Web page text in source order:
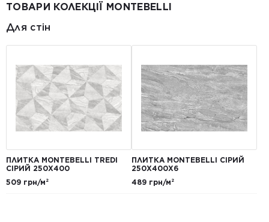
ТОВАРИ КОЛЕКЦІЇ MONTEBELLI
Для стін
ПЛИТКА MONTEBELLI TREDI
СІРИЙ 250X400
509 грн/м²
ПЛИТКА MONTEBELLI СІРИЙ
250Х400X6
489 грн/м²